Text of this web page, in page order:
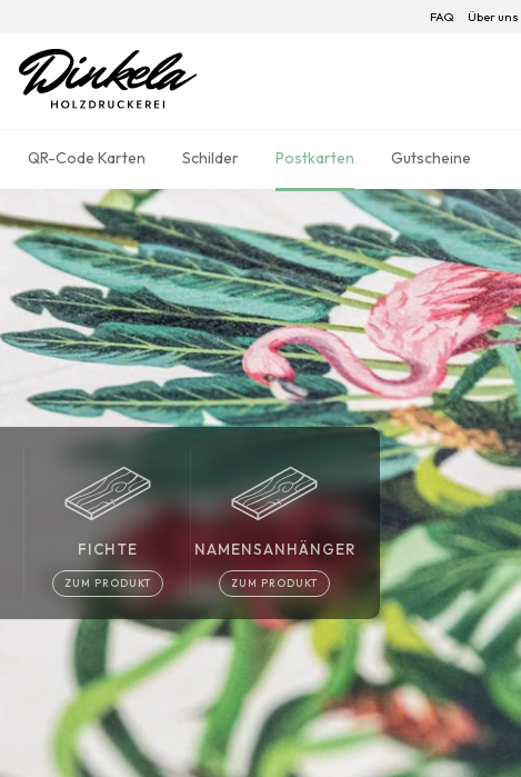
FAQ Über uns
QR-Code Karten Schilder Postkarten Gutscheine
FICHTE
ZUM PRODUKT
NAMENSANHÄNGER
ZUM PRODUKT